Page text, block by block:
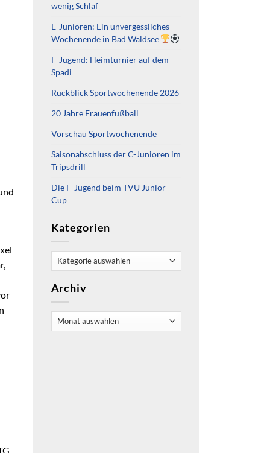
wenig Schlaf
E-Junioren: Ein unvergessliches
Wochenende in Bad Waldsee
F-Jugend: Heimturnier auf dem
Spadi
Rückblick Sportwochenende 2026
20 Jahre Frauenfußball
Vorschau Sportwochenende
Saisonabschluss der C-Junioren im
Tripsdrill
Die F-Jugend beim TVU Junior
Cup
Kategorien
Kategorien
Archiv
Archiv